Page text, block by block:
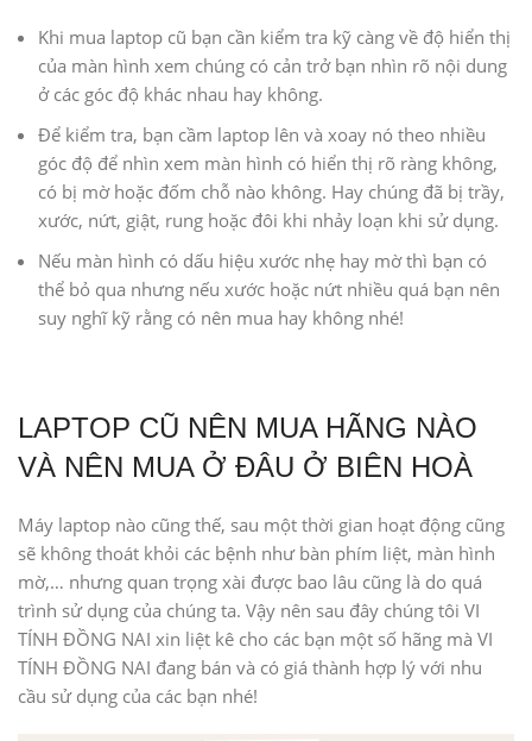
Khi mua laptop cũ bạn cần kiểm tra kỹ càng về độ hiển thị
của màn hình xem chúng có cản trở bạn nhìn rõ nội dung
ở các góc độ khác nhau hay không.
Để kiểm tra, bạn cầm laptop lên và xoay nó theo nhiều
góc độ để nhìn xem màn hình có hiển thị rõ ràng không,
có bị mờ hoặc đốm chỗ nào không. Hay chúng đã bị trầy,
xước, nứt, giật, rung hoặc đôi khi nhảy loạn khi sử dụng.
Nếu màn hình có dấu hiệu xước nhẹ hay mờ thì bạn có
thể bỏ qua nhưng nếu xước hoặc nứt nhiều quá bạn nên
suy nghĩ kỹ rằng có nên mua hay không nhé!
LAPTOP CŨ NÊN MUA HÃNG NÀO
VÀ NÊN MUA Ở ĐÂU Ở BIÊN HOÀ
Máy laptop nào cũng thế, sau một thời gian hoạt động cũng
sẽ không thoát khỏi các bệnh như bàn phím liệt, màn hình
mờ,… nhưng quan trọng xài được bao lâu cũng là do quá
trình sử dụng của chúng ta. Vậy nên sau đây chúng tôi VI
TÍNH ĐỒNG NAI xin liệt kê cho các bạn một số hãng mà VI
TÍNH ĐỒNG NAI đang bán và có giá thành hợp lý với nhu
cầu sử dụng của các bạn nhé!